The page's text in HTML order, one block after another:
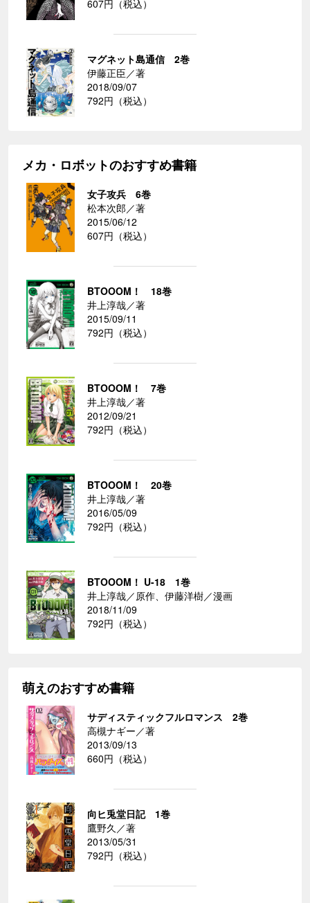
607円（税込）
マグネット島通信 2巻
伊藤正臣／著
2018/09/07
792円（税込）
メカ・ロボットのおすすめ書籍
女子攻兵 6巻
松本次郎／著
2015/06/12
607円（税込）
BTOOOM！ 18巻
井上淳哉／著
2015/09/11
792円（税込）
BTOOOM！ 7巻
井上淳哉／著
2012/09/21
792円（税込）
BTOOOM！ 20巻
井上淳哉／著
2016/05/09
792円（税込）
BTOOOM！ U-18 1巻
井上淳哉／原作、伊藤洋樹／漫画
2018/11/09
792円（税込）
萌えのおすすめ書籍
サディスティックフルロマンス 2巻
高槻ナギー／著
2013/09/13
660円（税込）
向ヒ兎堂日記 1巻
鷹野久／著
2013/05/31
792円（税込）